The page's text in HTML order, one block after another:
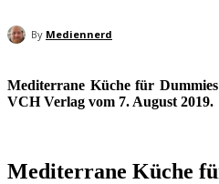
By Mediennerd
Mediterrane Küche für
VCH Verlag vom 7. August 2019.
Mediterrane Küche